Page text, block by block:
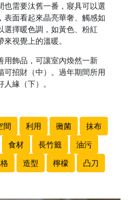
也需要汰舊一番，寢具可以選
表面看起來晶亮華奢、觸感如
選擇暖色調，如黃色、粉紅
視覺上的溫暖。
飾品，可讓室內煥然一新
可招財（中）。過年期間所用
緣（下）。
間 利用 黴菌
抹布
食材 長竹籤
油污
造型 檸檬
凸刀